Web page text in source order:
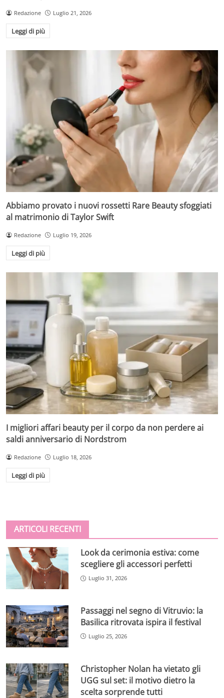
Redazione Luglio 21, 2026
Leggi di più
Abbiamo provato i nuovi rossetti Rare Beauty sfoggiati
al matrimonio di Taylor Swift
Redazione Luglio 19, 2026
Leggi di più
I migliori affari beauty per il corpo da non perdere ai
saldi anniversario di Nordstrom
Redazione Luglio 18, 2026
Leggi di più
ARTICOLI RECENTI
Look da cerimonia estiva: come
scegliere gli accessori perfetti
Luglio 31, 2026
Passaggi nel segno di Vitruvio: la
Basilica ritrovata ispira il festival
Luglio 25, 2026
Christopher Nolan ha vietato gli
UGG sul set: il motivo dietro la
scelta sorprende tutti